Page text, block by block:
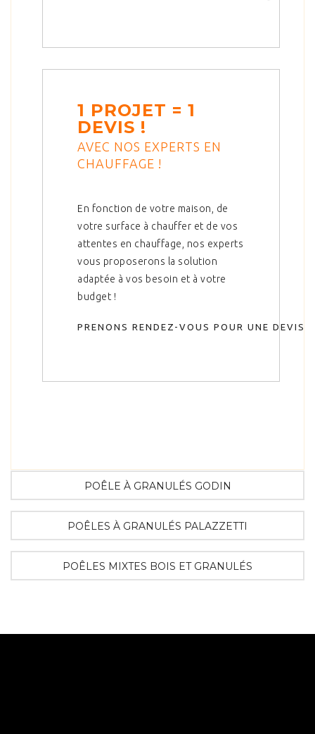
1 PROJET = 1
DEVIS !
AVEC NOS EXPERTS EN
CHAUFFAGE !
En fonction de votre maison, de
votre surface à chauffer et de vos
attentes en chauffage, nos experts
vous proposerons la solution
adaptée à vos besoin et à votre
budget !
PRENONS RENDEZ-VOUS POUR UNE DEVIS !
POÊLE À GRANULÉS GODIN
POÊLES À GRANULÉS PALAZZETTI
POÊLES MIXTES BOIS ET GRANULÉS